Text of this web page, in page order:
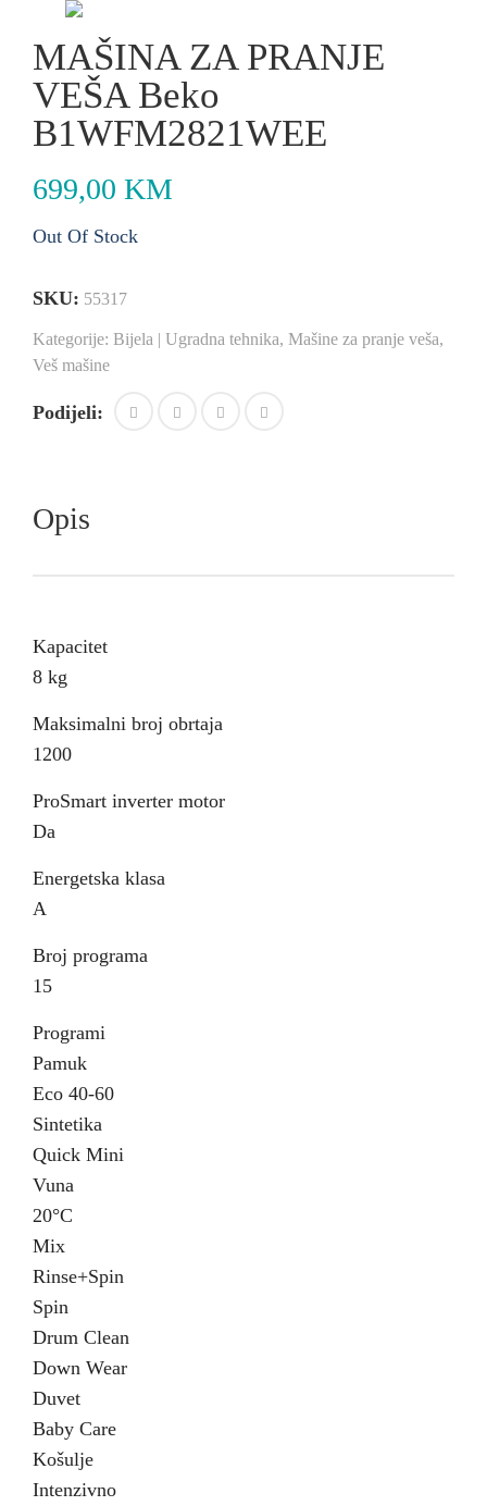
MAŠINA ZA PRANJE
VEŠA Beko
B1WFM2821WEE
699,00 KM
Out Of Stock
SKU: 55317
Kategorije: Bijela | Ugradna tehnika, Mašine za pranje veša,
Veš mašine
Podijeli:
Opis
Kapacitet
8 kg
Maksimalni broj obrtaja
1200
ProSmart inverter motor
Da
Energetska klasa
A
Broj programa
15
Programi
Pamuk
Eco 40-60
Sintetika
Quick Mini
Vuna
20°C
Mix
Rinse+Spin
Spin
Drum Clean
Down Wear
Duvet
Baby Care
Košulje
Intenzivno